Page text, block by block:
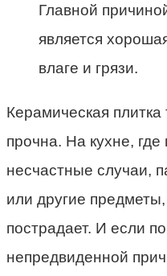
Главной
является
влаге и грязи.
Керамическая
прочна. На кухне,
несчастные случаи,
или другие
пострадает. И если
непредвиденной